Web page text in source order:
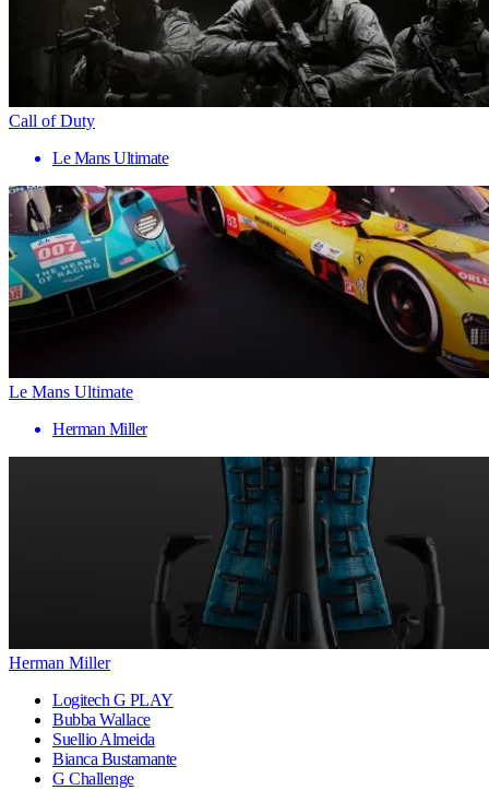
Call of Duty
Le Mans Ultimate
Le Mans Ultimate
Herman Miller
Herman Miller
Logitech G PLAY
Bubba Wallace
Suellio Almeida
Bianca Bustamante
G Challenge